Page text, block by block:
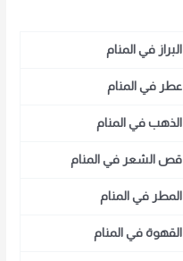
البراز في المنام
عطر في المنام
الذهب في المنام
قص الشعر في المنام
المطر في المنام
القهوة في المنام